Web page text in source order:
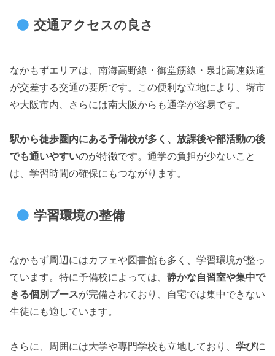
交通アクセスの良さ
なかもずエリアは、南海高野線・御堂筋線・泉北高速鉄道
が交差する交通の要所です。この便利な立地により、堺市
や大阪市内、さらには南大阪からも通学が容易です。
駅から徒歩圏内にある予備校が多く、放課後や部活動の後
でも通いやすいのが特徴です。通学の負担が少ないこと
は、学習時間の確保にもつながります。
学習環境の整備
なかもず周辺にはカフェや図書館も多く、学習環境が整っ
ています。特に予備校によっては、 静かな自習室や集中で
きる個別ブースが完備されており、自宅では集中できない
生徒にも適しています。
さらに、周囲には大学や専門学校も立地しており、 学びに